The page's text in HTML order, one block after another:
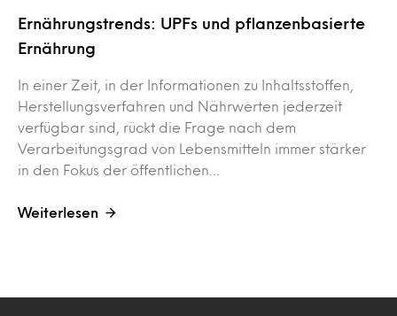
Ernährungstrends: UPFs und pflanzenbasierte
Ernährung
In einer Zeit, in der Informationen zu Inhaltsstoffen,
Herstellungsverfahren und Nährwerten jederzeit
verfügbar sind, rückt die Frage nach dem
Verarbeitungsgrad von Lebensmitteln immer stärker
in den Fokus der öffentlichen…
Weiterlesen